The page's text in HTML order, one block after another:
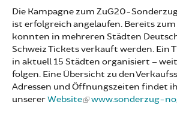
Die Kampagne zum ZuG20-
ist erfolgreich angelaufen. Bereits zum
konnten in mehreren Städten
Schweiz Tickets verkauft werden. Ein
in aktuell 15 Städten organisiert –
folgen. Eine Übersicht zu den
Adressen und Öffnungszeiten findet
unsererWebsite
www.sonderzug-